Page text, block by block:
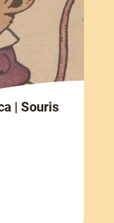
| Souris